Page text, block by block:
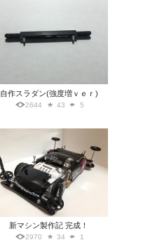
自作スラダン(強度増ｖｅｒ)
2644 43 5
新マシン製作記 完成！
2970 34 1